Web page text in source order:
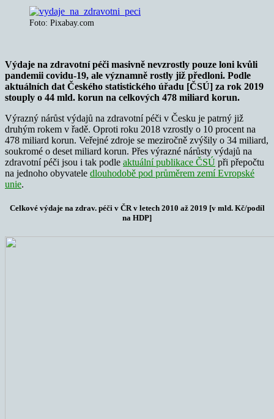
Foto: Pixabay.com
Výdaje na zdravotní péči masivně nevzrostly pouze loni kvůli
pandemii covidu-19, ale významně rostly již předloni. Podle
aktuálních dat Českého statistického úřadu [ČSÚ] za rok 2019
stouply o 44 mld. korun na celkových 478 miliard korun.
Výrazný nárůst výdajů na zdravotní péči v Česku je patrný již
druhým rokem v řadě. Oproti roku 2018 vzrostly o 10 procent na
478 miliard korun. Veřejné zdroje se meziročně zvýšily o 34 miliard,
soukromé o deset miliard korun. Přes výrazné nárůsty výdajů na
zdravotní péči jsou i tak podle aktuální publikace ČSÚ při přepočtu
na jednoho obyvatele dlouhodobě pod průměrem zemí Evropské
unie.
Celkové výdaje na zdrav. péči v ČR v letech 2010 až 2019 [v mld. Kč/podíl
na HDP]